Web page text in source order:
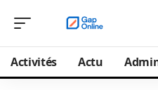
Activités Actu